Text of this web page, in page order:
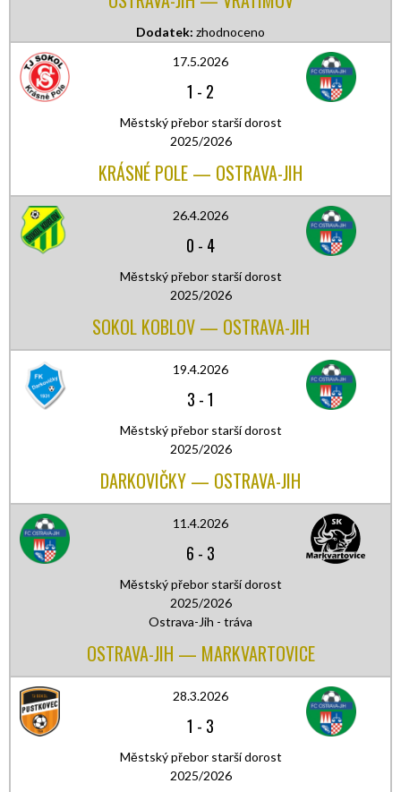
Dodatek: zhodnoceno
17.5.2026
1 - 2
Městský přebor starší dorost
2025/2026
KRÁSNÉ POLE — OSTRAVA-JIH
26.4.2026
0 - 4
Městský přebor starší dorost
2025/2026
SOKOL KOBLOV — OSTRAVA-JIH
19.4.2026
3 -1
Městský přebor starší dorost
2025/2026
DARKOVIČKY — OSTRAVA-JIH
11.4.2026
6 - 3
Městský přebor starší dorost
2025/2026
Ostrava-Jih - tráva
OSTRAVA-JIH — MARKVARTOVICE
28.3.2026
1 - 3
Městský přebor starší dorost
2025/2026